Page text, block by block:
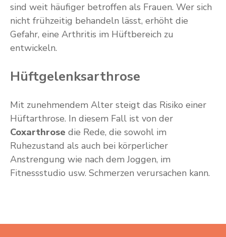
sind weit häufiger betroffen als Frauen. Wer sich
nicht frühzeitig behandeln lässt, erhöht die
Gefahr, eine Arthritis im Hüftbereich zu
entwickeln.
Hüftgelenksarthrose
Mit zunehmendem Alter steigt das Risiko einer
Hüftarthrose. In diesem Fall ist von der
Coxarthrose die Rede, die sowohl im
Ruhezustand als auch bei körperlicher
Anstrengung wie nach dem Joggen, im
Fitnessstudio usw. Schmerzen verursachen kann.